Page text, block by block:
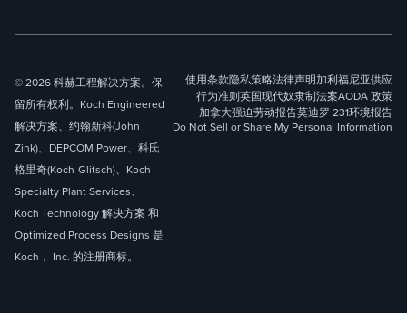
© 2026 科赫工程解决方案。保
留所有权利。Koch Engineered
解决方案、约翰新科(John
Zink)、DEPCOM Power、科氏
格里奇(Koch-Glitsch)、Koch
Specialty Plant Services、
Koch Technology 解决方案 和
Optimized Process Designs 是
Koch， Inc. 的注册商标。
使用条款隐私策略法律声明加利福尼亚供应
行为准则英国现代奴隶制法案AODA 政策
加拿大强迫劳动报告莫迪罗 231环境报告
Do Not Sell or Share My Personal Information